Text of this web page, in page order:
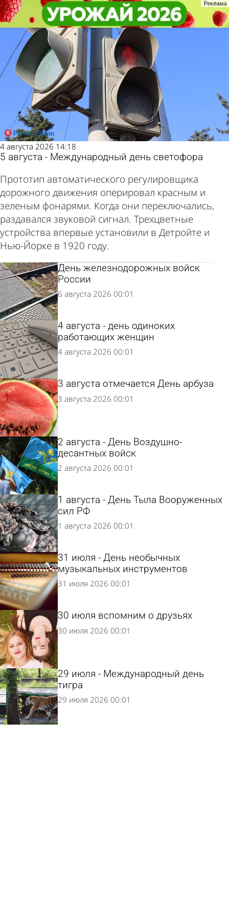
Не забудь!
Главное сегодня
4 августа 2026 14:18
5 августа - Международный день светофора
Прототип автоматического регулировщика
дорожного движения оперировал красным и
зеленым фонарями. Когда они переключались,
раздавался звуковой сигнал. Трехцветные
устройства впервые установили в Детройте и
Нью-Йорке в 1920 году.
День железнодорожных войск
России
6 августа 2026 00:01
4 августа - день одиноких
работающих женщин
4 августа 2026 00:01
3 августа отмечается День арбуза
3 августа 2026 00:01
2 августа - День Воздушно-
десантных войск
2 августа 2026 00:01
1 августа - День Тыла Вооруженных
сил РФ
1 августа 2026 00:01
31 июля - День необычных
музыкальных инструментов
31 июля 2026 00:01
30 июля вспомним о друзьях
30 июля 2026 00:01
29 июля - Международный день
тигра
29 июля 2026 00:01
Не забудь!
Главное сегодня